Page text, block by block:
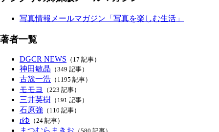
写真情報メールマガジン「写真を楽しむ生活」
著者一覧
DGCR NEWS （17 記事）
神田敏晶 （349 記事）
古籏一浩 （1195 記事）
モモヨ （223 記事）
三井英樹 （191 記事）
石原強 （110 記事）
rゆ （24 記事）